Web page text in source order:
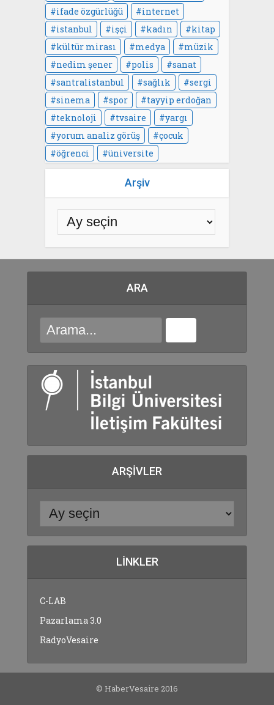
ifade özgürlüğü
internet
istanbul
işçi kadın
kitap
kültür mirası
medya
müzik
nedim şener
polis
sanat
santralistanbul
sağlık
sergi
sinema
spor
tayyip erdoğan
teknoloji
tvsaire
yargı
yorum analiz görüş
çocuk
öğrenci
üniversite
Arşiv
ARA
ARŞIVLER
LINKLER
C-LAB
Pazarlama 3.0
RadyoVesaire
© HaberVesaire 2016